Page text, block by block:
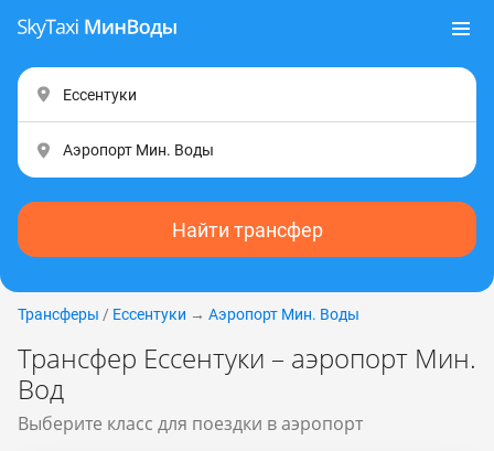
Найти трансфер
Трансферы / Ессентуки → Аэропорт Мин. Воды
Трансфер Ессентуки – аэропорт Мин.
Вод
Выберите класс для поездки в аэропорт